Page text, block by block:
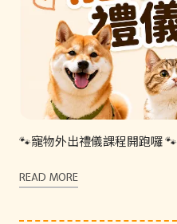
🐾寵物外出禮儀課程開跑囉 🐾
READ MORE